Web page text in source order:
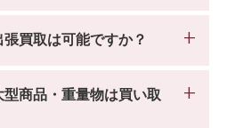
買取は可能ですか？
商品・重量物は買い取